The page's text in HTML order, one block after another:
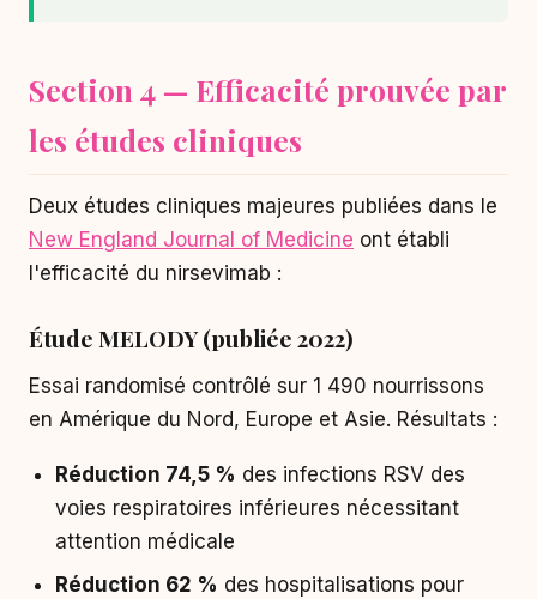
Section 4 — Efficacité prouvée par
les études cliniques
Deux études cliniques majeures publiées dans le
New England Journal of Medicine ont établi
l'efficacité du nirsevimab :
Étude MELODY (publiée 2022)
Essai randomisé contrôlé sur 1 490 nourrissons
en Amérique du Nord, Europe et Asie. Résultats :
Réduction 74,5 % des infections RSV des
voies respiratoires inférieures nécessitant
attention médicale
Réduction 62 % des hospitalisations pour